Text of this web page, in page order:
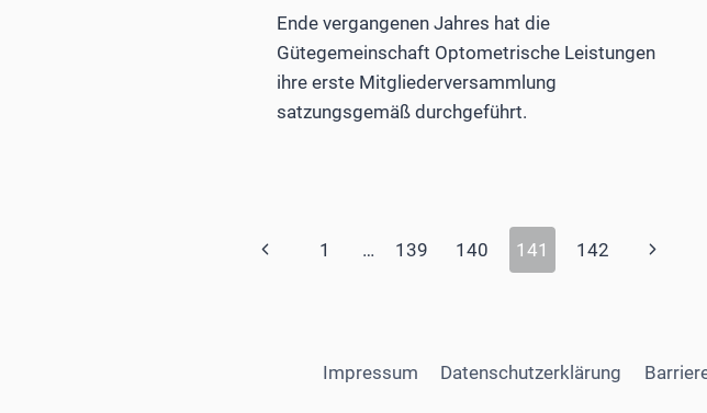
Ende vergangenen Jahres hat die
Gütegemeinschaft Optometrische Leistungen
ihre erste Mitgliederversammlung
satzungsgemäß durchgeführt.
Seitennavigation
Vorherige
1 … 139 140 141 142
Nächste
Impressum Datenschutzerklärung